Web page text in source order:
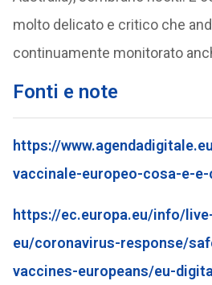
molto delicato e critico che
continuamente monitorato
Fonti e note
https://
vaccinale-europeo-cosa-e-
https://ec.europa.eu/info/
eu/coronavirus-response/
vaccines-europeans/eu-